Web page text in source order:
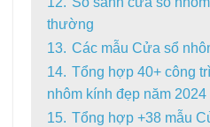
thường
13. Các mẫu Cửa sổ
14. Tổng hợp 40+ công
nhôm kính đẹp năm 2024
15. Tổng hợp +38 mẫu